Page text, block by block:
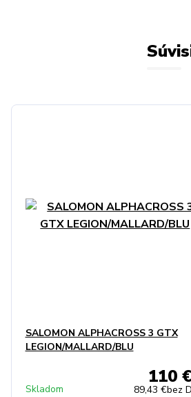
SALOMON ALPHACROSS 3 GTX
LEGION/MALLARD/BLU
110 €
89,43 €bez
Skladom